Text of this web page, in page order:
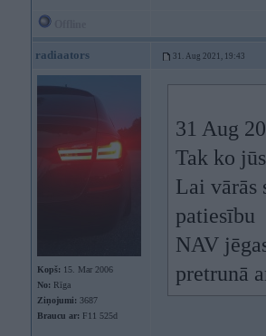
radiaators 31. Aug 2021, 19:43
Kopš: 15. Mar 2006
No: Rīga
Ziņojumi: 3687
Braucu ar: F11 525d
31 Aug
Tak ko
Lai vārās
patiesību
NAV
pretrunā